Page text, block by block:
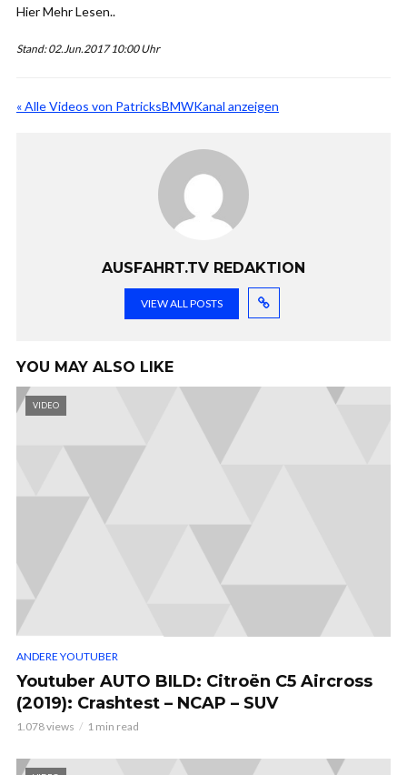
Hier Mehr Lesen..
Stand: 02.Jun.2017 10:00 Uhr
« Alle Videos von PatricksBMWKanal anzeigen
AUSFAHRT.TV REDAKTION
VIEW ALL POSTS
YOU MAY ALSO LIKE
VIDEO
ANDERE YOUTUBER
Youtuber AUTO BILD: Citroën C5 Aircross
(2019): Crashtest – NCAP – SUV
1.078 views 1 min read